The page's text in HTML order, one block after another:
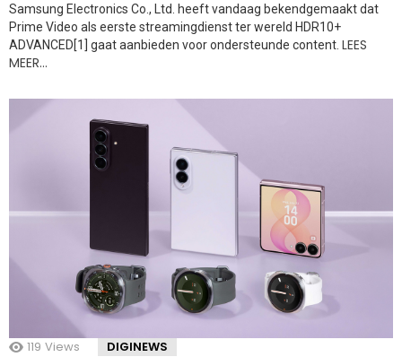
Samsung Electronics Co., Ltd. heeft vandaag bekendgemaakt dat
Prime Video als eerste streamingdienst ter wereld HDR10+
ADVANCED[1] gaat aanbieden voor ondersteunde content. LEES
MEER…
119 Views DIGINEWS